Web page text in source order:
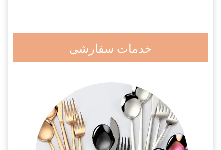
خدمات سفارشی